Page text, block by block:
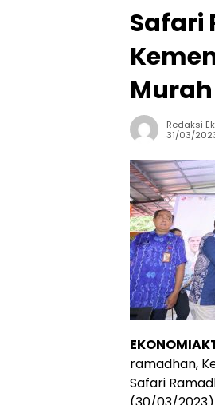
Safari
Murah
Redaksi
31/03/
ramadhan,
Safari